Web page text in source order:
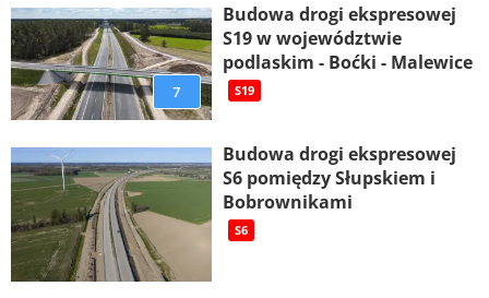
7
Budowa drogi ekspresowej
S19 w województwie
podlaskim - Boćki - Malewice
S19
Budowa drogi ekspresowej
S6 pomiędzy Słupskiem i
Bobrownikami
S6